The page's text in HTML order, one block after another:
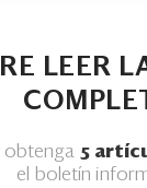
LEER
obtenga 5
el boletín